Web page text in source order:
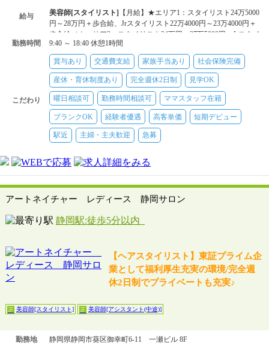
給与 美容師[スタイリスト]
【月給】★エリア1：スタイリスト24万5000
円～28万円＋歩合給、Jrスタイリスト22万4000円～23万4000円＋
歩合給／★エリア2：スタイリスト24万円～27万5000円、Jrスタイ
リスト21万900
美容師[アシスタント(中途)] 【月給】★エリア1：21万4000円～22
万4000円＋歩合給／★エリア2：20万9000円～21万9000円＋歩合
給
美容師[スタイリスト]【時給】★エリア1：1350円～1450円／★エ
リア2：1300円～1400円／自毛メニューのみスタイリスト1250円
～1350円
勤務時間 9:40 ～ 18:40 休憩1時間
こだわり
賞与あり 交通費支給 家族手当あり 社会保険完備
産休・育休制度あり 完全週休2日制 見学OK
曜日相談可 勤務時間相談可 ママスタッフ在籍
ブランクOK 経験者優遇 高客単価 短期デビュー
駅近 主婦・主夫歓迎 急募
アートネイチャー レディース 静岡サロン
静岡駅:徒歩5分以内
【ヘアスタイリスト】東証プライム企
業として福利厚生充実の環境/完全週
休2日制でプライベートも充実♪
正 美容師[スタイリスト] 正 美容師[アシスタント(中途)]
勤務地 静岡県静岡市葵区御幸町6-11 一瀬ビル 8F